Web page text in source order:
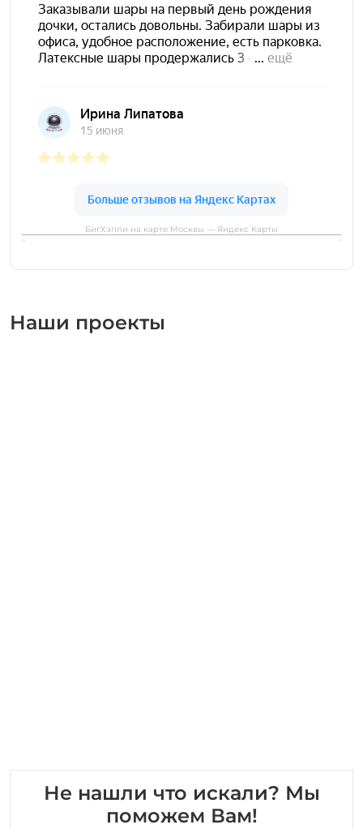
БигХэппи на карте Москвы — Яндекс Карты
Наши проекты
Не нашли что искали? Мы
поможем Вам!